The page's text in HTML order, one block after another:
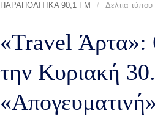
ΠΑΡΑΠΟΛΙΤΙΚΑ 90,1 FM / Δελτία τύπου
«Travel Άρτα»:
την Κυριακή
«Απογευματινή»